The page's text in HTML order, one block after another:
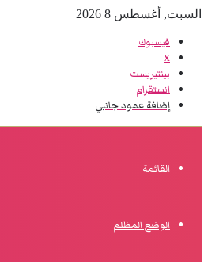
السبت, أغسطس 8 2026
فيسبوك
‫X
بينتيريست
انستقرام
إضافة عمود جانبي
القائمة
الوضع المظلم